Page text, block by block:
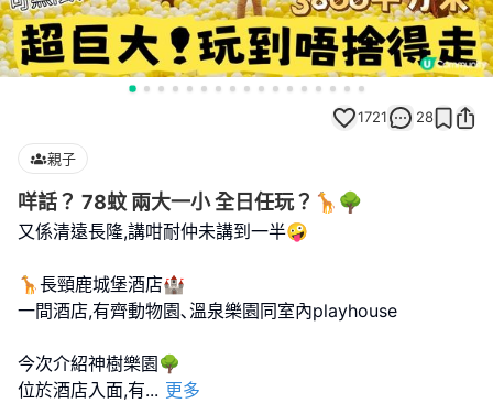
1721 28
親子
咩話？ 78蚊 兩大一小 全日任玩？🦒🌳
又係清遠長隆,講咁耐仲未講到一半🤪
🦒長頸鹿城堡酒店🏰
一間酒店,有齊動物園､溫泉樂園同室內playhouse
今次介紹神樹樂園🌳
位於酒店入面,有... 更多